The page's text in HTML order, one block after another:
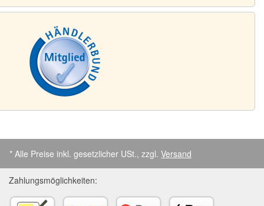
* Alle Preise inkl. gesetzlicher USt., zzgl. Versand
Zahlungsmöglichkeiten: